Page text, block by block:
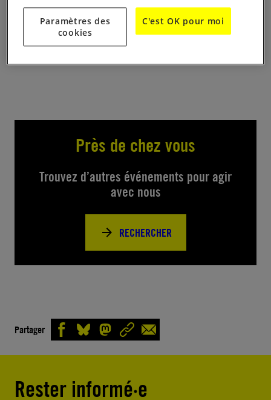
rigide.
Près de chez vous
Trouvez d’autres événements pour agir
avec nous
RECHERCHER
Partager
Rester informé·e
Paramètres des
cookies
C'est OK pour moi